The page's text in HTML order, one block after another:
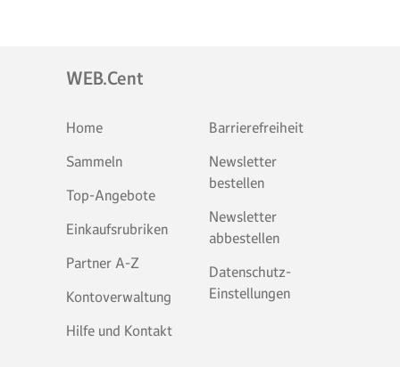
WEB.Cent
Home
Sammeln
Top-Angebote
Einkaufsrubriken
Partner A-Z
Kontoverwaltung
Hilfe und Kontakt
Barrierefreiheit
Newsletter
bestellen
Newsletter
abbestellen
Datenschutz-
Einstellungen